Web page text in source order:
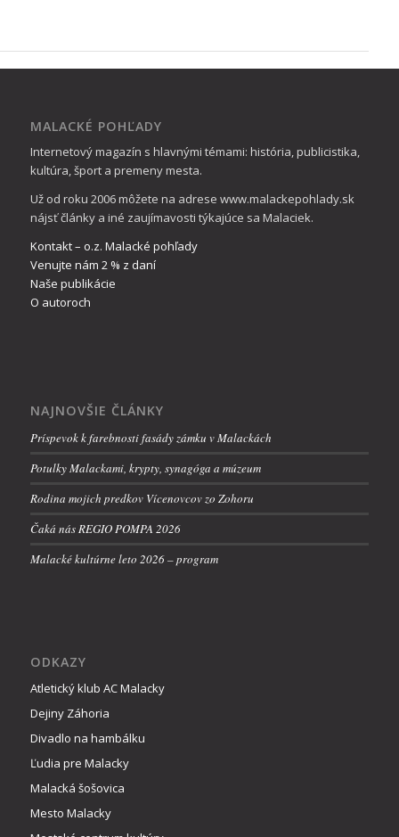
MALACKÉ POHĽADY
Internetový magazín s hlavnými témami: história, publicistika,
kultúra, šport a premeny mesta.
Už od roku 2006 môžete na adrese www.malackepohlady.sk
nájsť články a iné zaujímavosti týkajúce sa Malaciek.
Kontakt – o.z. Malacké pohľady
Venujte nám 2 % z daní
Naše publikácie
O autoroch
NAJNOVŠIE ČLÁNKY
Príspevok k farebnosti fasády zámku v Malackách
Potulky Malackami, krypty, synagóga a múzeum
Rodina mojich predkov Vícenovcov zo Zohoru
Čaká nás REGIO POMPA 2026
Malacké kultúrne leto 2026 – program
ODKAZY
Atletický klub AC Malacky
Dejiny Záhoria
Divadlo na hambálku
Ľudia pre Malacky
Malacká šošovica
Mesto Malacky